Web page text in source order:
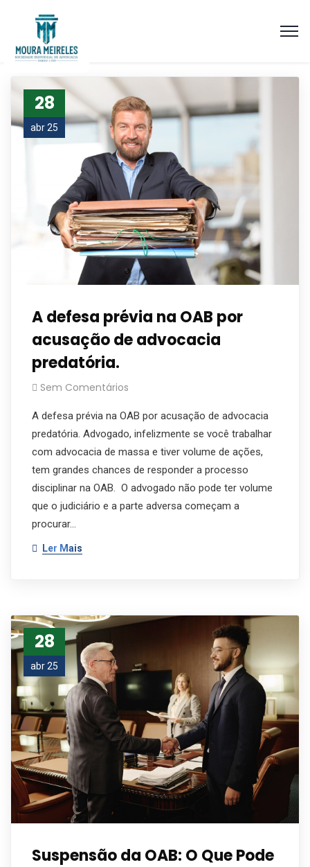
28
abr 25
A defesa prévia na OAB por
acusação de advocacia
predatória.
Sem Comentários
A defesa prévia na OAB por acusação de advocacia
predatória. Advogado, infelizmente se você trabalhar
com advocacia de massa e tiver volume de ações,
tem grandes chances de responder a processo
disciplinar na OAB. O advogado não pode ter volume
que o judiciário e a parte adversa começam a
procurar…
Ler Mais
28
abr 25
Suspensão da OAB: O Que Pode